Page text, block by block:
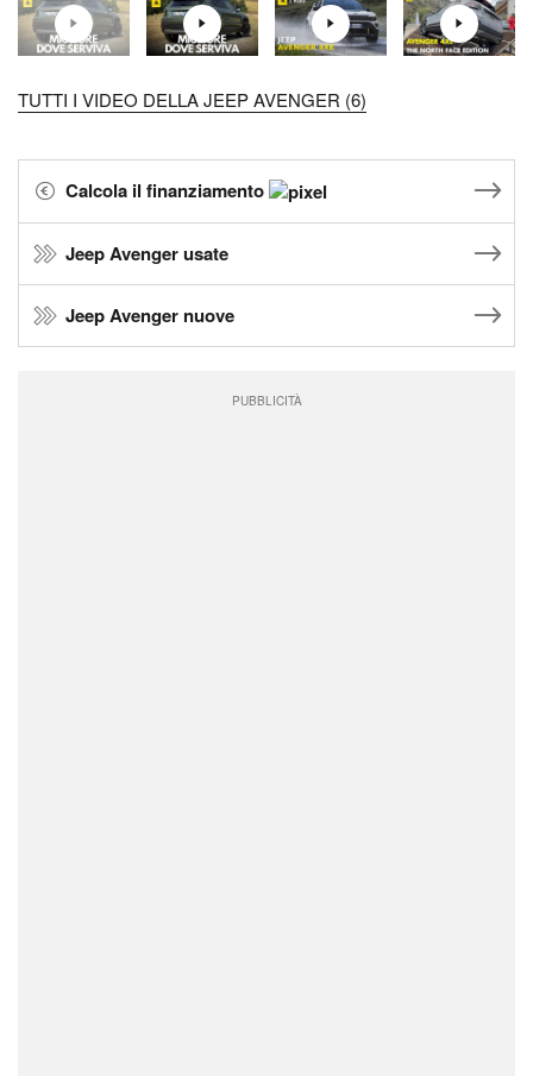
TUTTI I VIDEO DELLA JEEP AVENGER (6)
Calcola il finanziamento
Jeep Avenger usate
Jeep Avenger nuove
PUBBLICITÀ